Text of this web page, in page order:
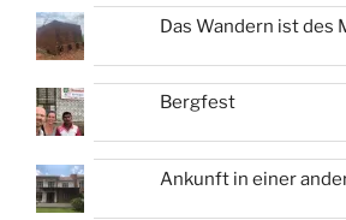
Das Wandern ist des
Bergfest
Ankunft in einer